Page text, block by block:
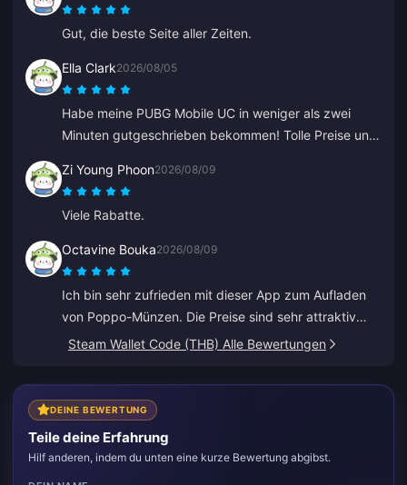
Gut, die beste Seite aller Zeiten.
Ella Clark2026/08/05
Habe meine PUBG Mobile UC in weniger als zwei
Minuten gutgeschrieben bekommen! Tolle Preise und
jegliche Probleme. Sehr zu empfehlen.
Zi Young Phoon2026/08/09
Viele Rabatte.
Octavine Bouka2026/08/09
Ich bin sehr zufrieden mit dieser App zum Aufladen
von Poppo-Münzen. Die Preise sind sehr attraktiv
und ich fühle mich beim Kauf sicher. Ich kann es
Steam Wallet Code (THB) Alle Bewertungen
DEINE BEWERTUNG
Teile deine Erfahrung
Hilf anderen, indem du unten eine kurze Bewertung abgibst.